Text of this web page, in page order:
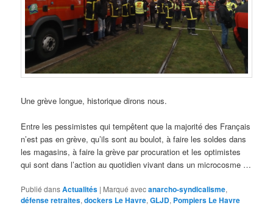
Une grève longue, historique dirons nous.
Entre les pessimistes qui tempêtent que la majorité des Français
n’est pas en grève, qu’ils sont au boulot, à faire les soldes dans
les magasins, à faire la grève par procuration et les optimistes
qui sont dans l’action au quotidien vivant dans un microcosme …
Publié dansActualités | Marqué avecanarcho-syndicalisme,
défense retraites,dockers Le Havre,GLJD, Pompiers Le Havre